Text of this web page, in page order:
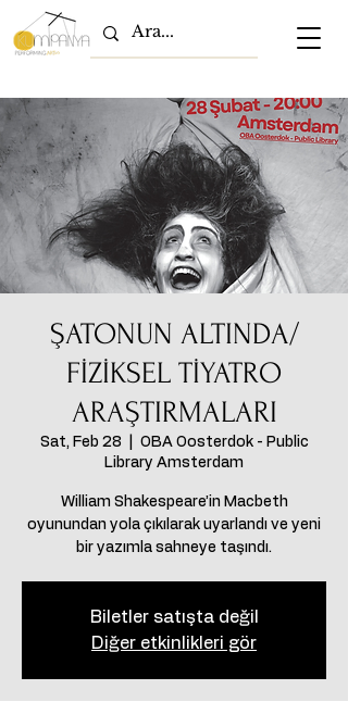
ŞATONUN ALTINDA/
FİZİKSEL TİYATRO
ARAŞTIRMALARI
Sat, Feb 28
OBA Oosterdok - Public
Library Amsterdam
William Shakespeare’in Macbeth
oyunundan yola çıkılarak uyarlandı ve yeni
bir yazımla sahneye taşındı.
Biletler satışta değil
Diğer etkinlikleri gör